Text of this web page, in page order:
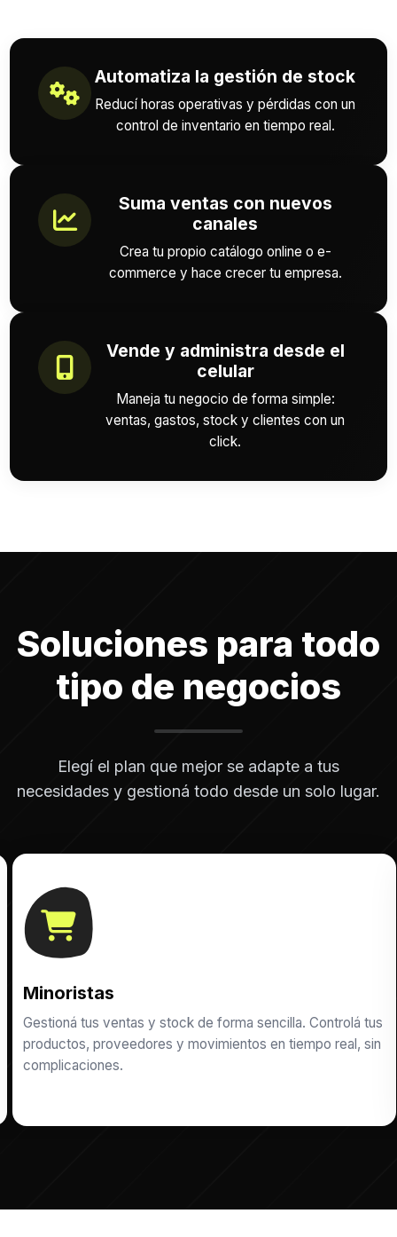
Automatiza la gestión de stock
Reducí horas operativas y pérdidas con un
control de inventario en tiempo real.
Suma ventas con nuevos
canales
Crea tu propio catálogo online o e-
commerce y hace crecer tu empresa.
Vende y administra desde el
celular
Maneja tu negocio de forma simple:
ventas, gastos, stock y clientes con un
click.
Soluciones para todo
tipo de negocios
Elegí el plan que mejor se adapte a tus
necesidades y gestioná todo desde un solo lugar.
Minoristas
Gestioná tus ventas y stock de forma sencilla. Controlá tus
productos, proveedores y movimientos en tiempo real, sin
complicaciones.